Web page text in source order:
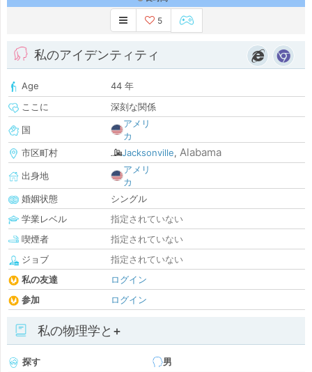
5
私のアイデンティティ
Age
44 年
ここに
深刻な関係
国
アメリ
カ
市区町村
Jacksonville, Alabama
出身地
アメリ
カ
婚姻状態
シングル
学業レベル
指定されていない
喫煙者
指定されていない
ジョブ
指定されていない
私の友達
ログイン
参加
ログイン
私の物理学と+
探す
男